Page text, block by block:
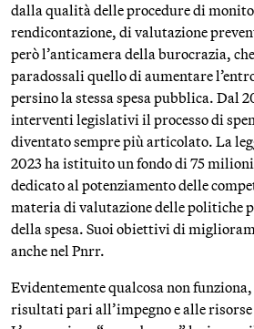
dalla qualità delle procedure di
rendicontazione, di valutazione
però l’anticamera della burocrazia,
paradossali quello di aumentare
persino la stessa spesa pubblica. Dal
interventi legislativi il processo di
diventato sempre più articolato. La
2023 ha istituito un fondo di 75
dedicato al potenziamento delle
materia di valutazione delle politiche
della spesa. Suoi obiettivi di
anche nel Pnrr.
Evidentemente qualcosa non
risultati pari all’impegno e alle risorse